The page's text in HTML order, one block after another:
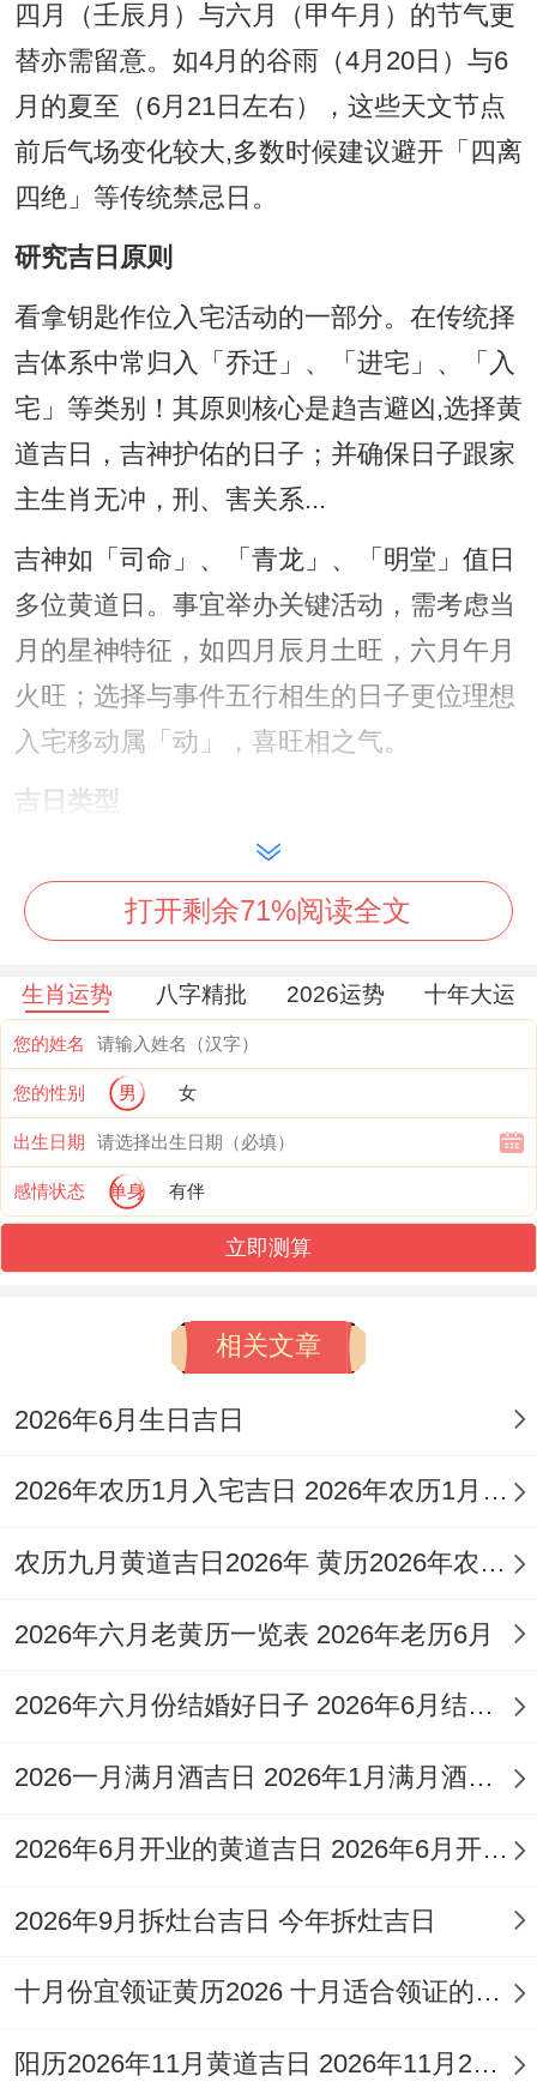
四月（壬辰月）与六月（甲午月）的节气更
替亦需留意。如4月的谷雨（4月20日）与6
月的夏至（6月21日左右），这些天文节点
前后气场变化较大,多数时候建议避开「四离
四绝」等传统禁忌日。
研究吉日原则
看拿钥匙作位入宅活动的一部分。在传统择
吉体系中常归入「乔迁」、「进宅」、「入
宅」等类别！其原则核心是趋吉避凶,选择黄
道吉日，吉神护佑的日子；并确保日子跟家
主生肖无冲，刑、害关系...
吉神如「司命」、「青龙」、「明堂」值日
多位黄道日。事宜举办关键活动，需考虑当
月的星神特征，如四月辰月土旺，六月午月
火旺；选择与事件五行相生的日子更位理想
入宅移动属「动」，喜旺相之气。
吉日类型
：4月20日谷雨节气，寓意雨水生
百谷 滋养新家！6月并无不相同节气吉日，
命理吉日:
建除十二神:优先选择「开日」（如4月22
日）、「成日」（标记成功）、「满日」
（标记圆满）等。
三合吉星日：同生肖马（午）三合的日子是
寅日、戌日！
天德/月德贵人日：天德合、月德等贵人日能
化解凶煞 增添福气.
天赦日：赦免过失之日，百事皆宜；是很好
的选择，但需查看具体年份日期...
日（羊）。三合的日子是寅日（虎）与戌日
（狗）！选择这些日子拿钥匙,寓意得贵人
常规凶日 :必须避开「月破日」（如2026年4
月30日丙午年壬辰月甲戌日，冲龙煞北）、
肖相冲，相刑、相害之日。
特殊禁忌:拿钥匙入宅，需注意当日是否犯
巳日忌搬家、入宅）,以免动土犯煞，波及家
打开剩余71%阅读全文
生肖运势 八字精批 2026运势 十年大运
您的姓名
您的性别 男 女
出生日期
感情状态 单身 有伴
立即测算
相关文章
2026年6月生日吉日
2026年农历1月入宅吉日 2026年农历1月入宅最好的日子
农历九月黄道吉日2026年 黄历2026年农历九月黄道吉日查询
2026年六月老黄历一览表 2026年老历6月
2026年六月份结婚好日子 2026年6月结婚好吗
2026一月满月酒吉日 2026年1月满月酒吉日
2026年6月开业的黄道吉日 2026年6月开业黄道吉日查询
2026年9月拆灶台吉日 今年拆灶吉日
十月份宜领证黄历2026 十月适合领证的好日子2026年
阳历2026年11月黄道吉日 2026年11月26日阳历黄道吉日